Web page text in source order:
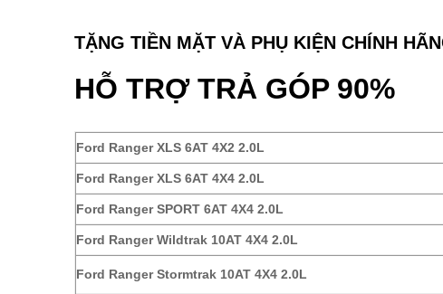
TẶNG TIỀN MẶT VÀ PHỤ KIỆN CHÍNH
HỖ TRỢ TRẢ GÓP 90%
Ford Ranger XLS 6AT 4X2 2.0L
Ford Ranger XLS 6AT 4X4 2.0L
Ford Ranger SPORT 6AT 4X4 2.0L
Ford Ranger Wildtrak 10AT 4X4 2.0L
Ford Ranger Stormtrak 10AT 4X4 2.0L